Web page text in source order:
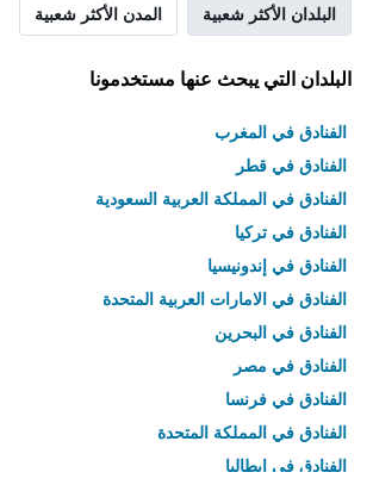
البلدان الأكثر شعبية المدن الأكثر شعبية
البلدان التي يبحث عنها مستخدمونا
الفنادق في المغرب
الفنادق في قطر
الفنادق في المملكة العربية السعودية
الفنادق في تركيا
الفنادق في إندونيسيا
الفنادق في الامارات العربية المتحدة
الفنادق في البحرين
الفنادق في مصر
الفنادق في فرنسا
الفنادق في المملكة المتحدة
الفنادق في إيطاليا